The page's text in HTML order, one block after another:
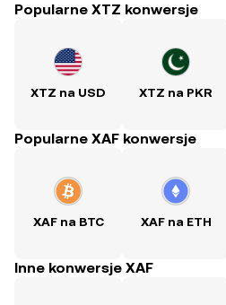
Popularne XTZ konwersje
XTZ na USD XTZ na PKR
Popularne XAF konwersje
XAF na BTC XAF na ETH
Inne konwersje XAF